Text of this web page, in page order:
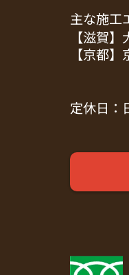
主な施工
【滋賀
【京都
定休日：